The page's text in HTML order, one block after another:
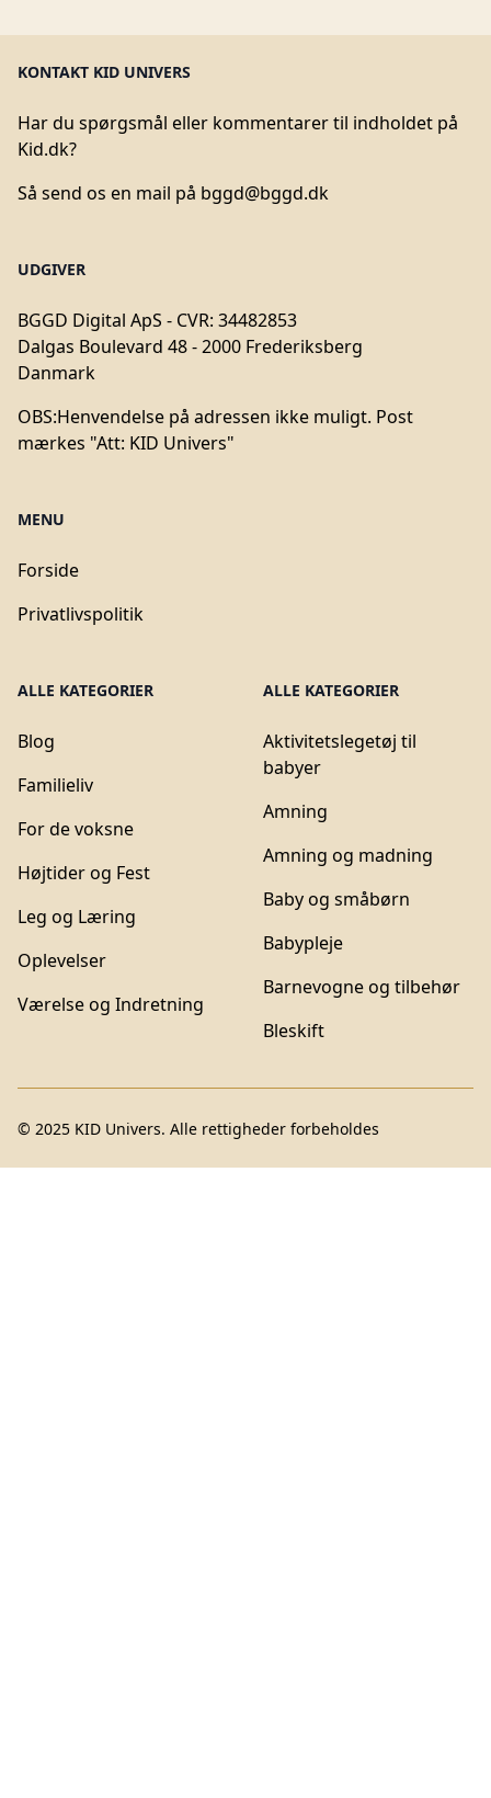
KONTAKT KID UNIVERS
Har du spørgsmål eller kommentarer til indholdet på
Kid.dk?
Så send os en mail på bggd@bggd.dk
UDGIVER
BGGD Digital ApS - CVR: 34482853
Dalgas Boulevard 48 - 2000 Frederiksberg
Danmark
OBS:Henvendelse på adressen ikke muligt. Post
mærkes "Att: KID Univers"
MENU
Forside
Privatlivspolitik
ALLE KATEGORIER
Blog
Familieliv
For de voksne
Højtider og Fest
Leg og Læring
Oplevelser
Værelse og Indretning
ALLE KATEGORIER
Aktivitetslegetøj til
babyer
Amning
Amning og madning
Baby og småbørn
Babypleje
Barnevogne og tilbehør
Bleskift
© 2025 KID Univers. Alle rettigheder forbeholdes